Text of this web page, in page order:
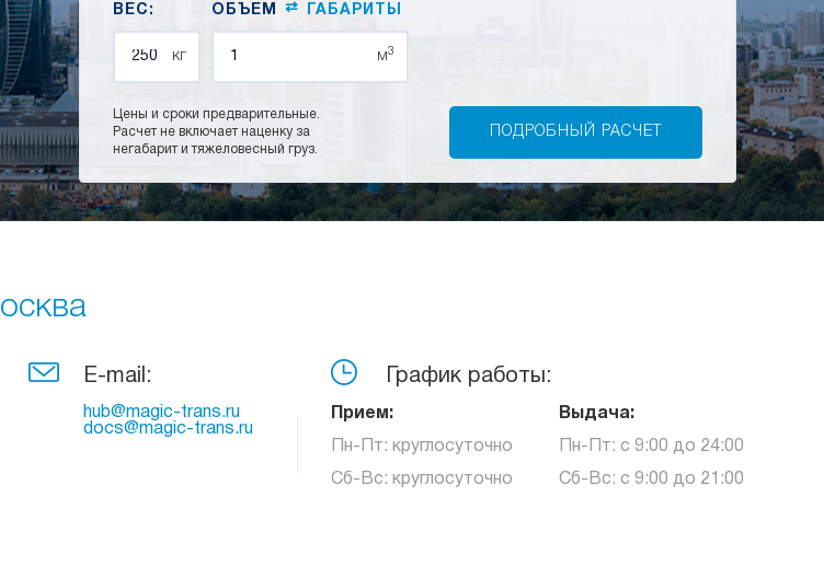
ВЕС:
кг
ОБЪЕМ ⇄ ГАБАРИТЫ
м3
Цены и сроки предварительные.
Расчет не включает наценку за
негабарит и тяжеловесный груз.
E-mail:
hub@magic-trans.ru
docs@magic-trans.ru
График работы:
Прием:
Пн-Пт: круглосуточно
Сб-Вс: круглосуточно
Выдача:
Пн-Пт: с 9:00 до 24:00
Сб-Вс: с 9:00 до 21:00